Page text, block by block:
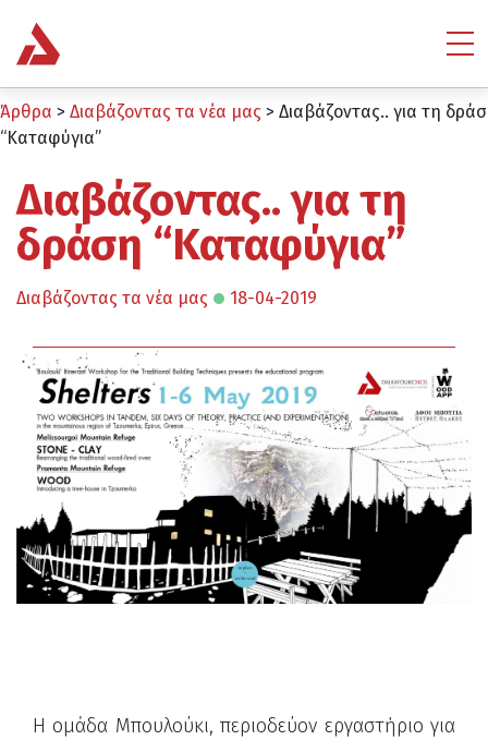
Άρθρα > Διαβάζοντας τα νέα μας > Διαβάζοντας.. για τη
“Καταφύγια”
Διαβάζοντας.. για τη
δράση “Καταφύγια”
Διαβάζοντας τα νέα μας 18-04-2019
Η ομάδα Μπουλούκι, περιοδεύον εργαστήριο για